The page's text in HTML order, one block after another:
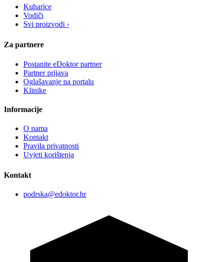
Kuharice
Vodiči
Svi proizvodi ›
Za partnere
Postanite eDoktor partner
Partner prijava
Oglašavanje na portalu
Klinike
Informacije
O nama
Kontakt
Pravila privatnosti
Uvjeti korištenja
Kontakt
podrska@edoktor.hr